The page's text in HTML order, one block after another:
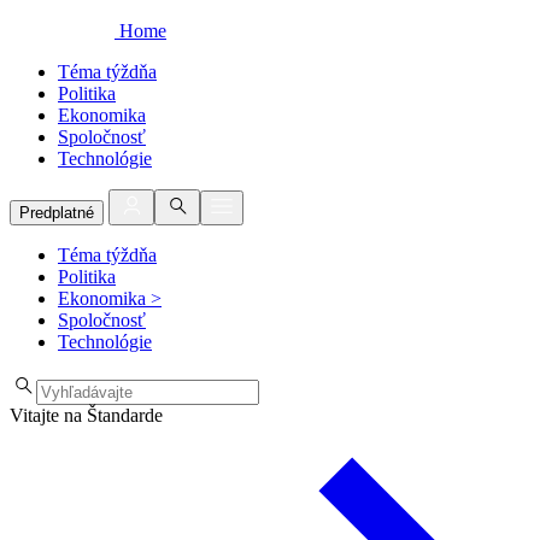
Home
Téma týždňa
Politika
Ekonomika
Spoločnosť
Technológie
Predplatné
Téma týždňa
Politika
Ekonomika >
Spoločnosť
Technológie
Vitajte na Štandarde